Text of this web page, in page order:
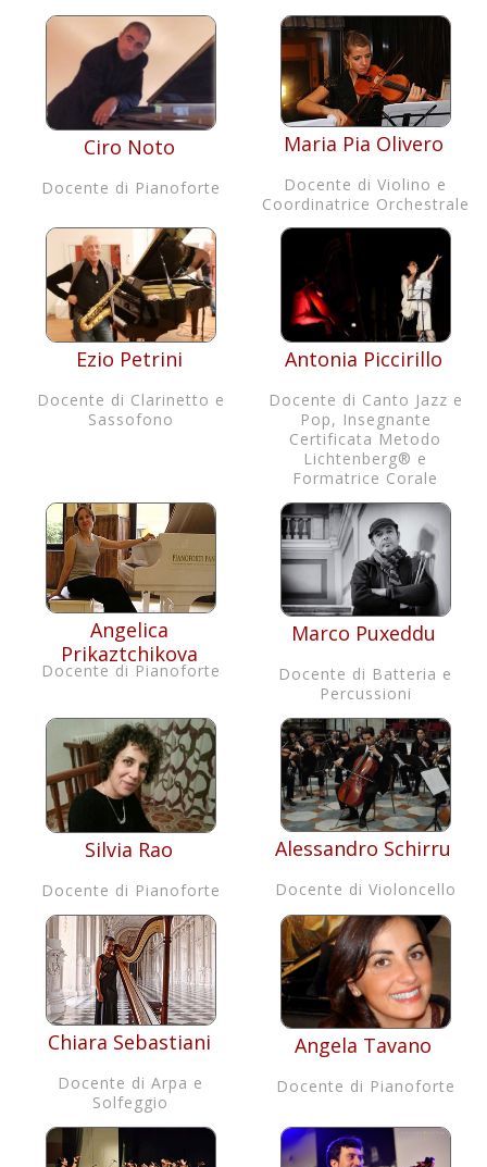
Ciro Noto
Docente di Pianoforte
Maria Pia Olivero
Docente di Violino e
Coordinatrice Orchestrale
Ezio Petrini
Docente di Clarinetto e
Sassofono
Antonia Piccirillo
Docente di Canto Jazz e
Pop, Insegnante
Certificata Metodo
Lichtenberg® e
Formatrice Corale
Angelica
Prikaztchikova
Docente di Pianoforte
Marco Puxeddu
Docente di Batteria e
Percussioni
Silvia Rao
Docente di Pianoforte
Alessandro Schirru
Docente di Violoncello
Chiara Sebastiani
Docente di Arpa e
Solfeggio
Angela Tavano
Docente di Pianoforte